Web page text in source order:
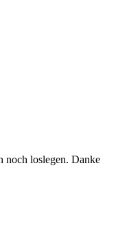
noch loslegen. Danke